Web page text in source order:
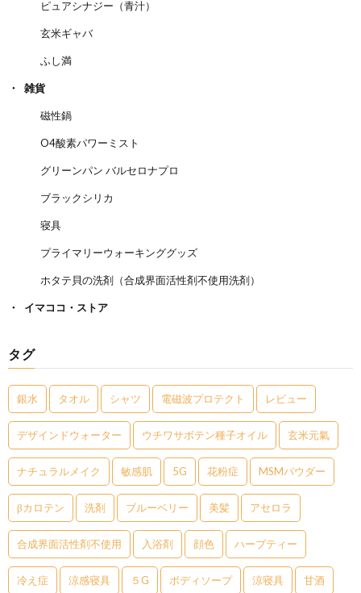
ピュアシナジー（青汁）
玄米ギャバ
ふし満
雑貨
磁性鍋
O4酸素パワーミスト
グリーンパン バルセロナプロ
ブラックシリカ
寝具
プライマリーウォーキンググッズ
ホタテ貝の洗剤（合成界面活性剤不使用洗剤）
イマココ・ストア
タグ
銀水 タオル シャツ 電磁波プロテクト レビュー
デザインドウォーター ウチワサボテン種子オイル 玄米元氣
ナチュラルメイク 敏感肌 5G 花粉症 MSMパウダー
βカロテン 洗剤 ブルーベリー 美髪 アセロラ
合成界面活性剤不使用 入浴剤 顔色 ハーブティー
冷え症 涼感寝具 ５G ボディソープ 涼寝具 甘酒